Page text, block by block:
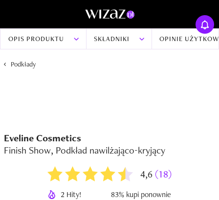
OPIS PRODUKTU SKŁADNIKI OPINIE
Podkłady
Eveline Cosmetics
Finish Show, Podkład nawilżająco-kryjący
4,6 (18)
2 Hity! 83% kupi ponownie